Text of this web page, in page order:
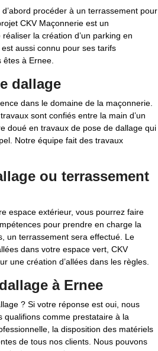
procéder à un terrassement pour
CKV Maçonnerie est un
la création d’un parking en
aussi connu pour ses tarifs
à Ernee.
dallage
dans le domaine de la maçonnerie.
sont confiés entre la main d’un
doué en travaux de pose de dallage qui
Notre équipe fait des travaux
ou terrassement
espace extérieur, vous pourrez faire
pour prendre en charge la
un terrassement sera effectué. Le
dans votre espace vert, CKV
une création d’allées dans les règles.
à Ernee
? Si votre réponse est oui, nous
qualifions comme prestataire à la
la disposition des matériels
de tous nos clients. Nous pouvons